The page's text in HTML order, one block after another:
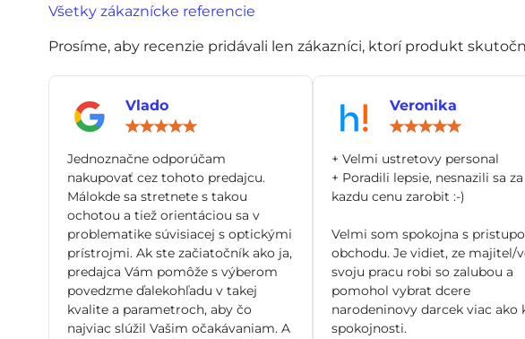
Všetky zákaznícke referencie
Prosíme, aby recenzie pridávali len zákazníci, ktorí produkt
Vlado
Jednoznačne odporúčam
nakupovať cez tohoto predajcu.
Málokde sa stretnete s takou
ochotou a tiež orientáciou sa v
problematike súvisiacej s optickými
prístrojmi. Ak ste začiatočník ako ja,
predajca Vám pomôže s výberom
povedzme ďalekohľadu v takej
kvalite a parametroch, aby čo
najviac slúžil Vašim očakávaniam. A
Veronika
+ Velmi ustretovy personal
+ Poradili lepsie, nesnazili sa za
kazdu cenu zarobit :-)
Velmi som spokojna s
obchodu. Je vidiet, ze majitel/
svoju pracu robi so zalubou a
pomohol vybrat dcere
narodeninovy darcek viac ako
spokojnosti.